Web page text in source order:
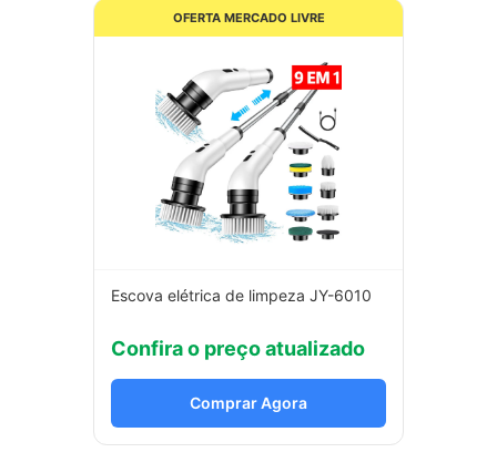
OFERTA MERCADO LIVRE
Escova elétrica de limpeza JY-6010
Confira o preço atualizado
Comprar Agora